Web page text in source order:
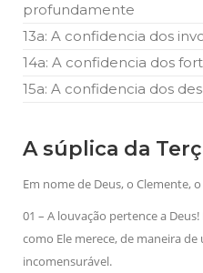
profundamente
13a: A confidencia dos
14a: A confidencia dos
15a: A confidencia dos
A súplica da
Em nome de Deus, o Clemente,
01 – A louvação pertence a
como Ele merece, de maneira
incomensurável.